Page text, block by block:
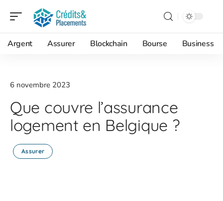
Argent Assurer Blockchain Bourse Business
6 novembre 2023
Que couvre l’assurance
logement en Belgique ?
Assurer